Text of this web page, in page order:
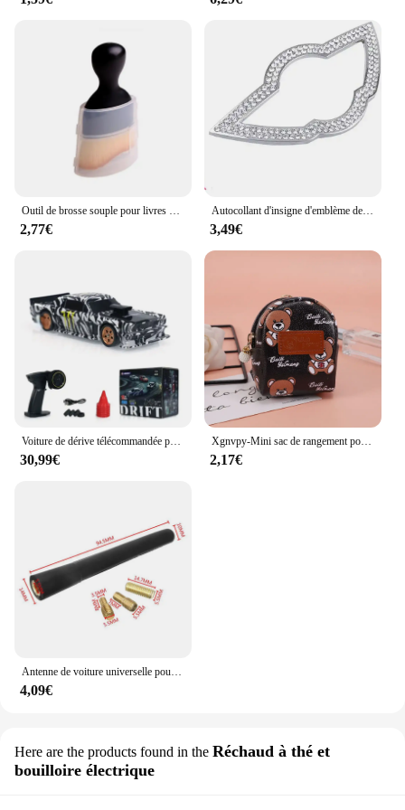
popping and providing a consistent result every
time. Whether you're a seasoned vendor or a DIY
enthusiast, this set is designed to meet your needs
and exceed your expectations.
Outil de brosse souple pour livres d'intérieur de voiture, dépoussiéreur pour Mini Cooper One JCW, F54, F55, F56, F57, F60, R50, R52, R53, R55, R56, R57, R58, R59
2,77€
Autocollant d'insigne d'emblème de volant de voiture, Mini Cooper S, R55, F55, F56, F57, F60, R56, R60, R61, Countryman One, accessoires intérieurs
3,49€
Voiture de dérive télécommandée pour garçons, haute vitesse, quatre roues motrices, radio, mini voiture de course, modèle jouet, cadeau, 2.4G RC, version 1/43
30,99€
Xgnvpy-Mini sac de rangement portable pour pièces de monnaie, sac pour écouteurs, câble de données, petit sac à clés, ours mignon, nouveau
2,17€
Antenne de voiture universelle pour radio de bain, petite antenne de voiture courte, mini accessoires d'autoradio, FM, AM, antenne en cuivre pur
4,09€
Here are the products found in the Réchaud à thé et
bouilloire électrique